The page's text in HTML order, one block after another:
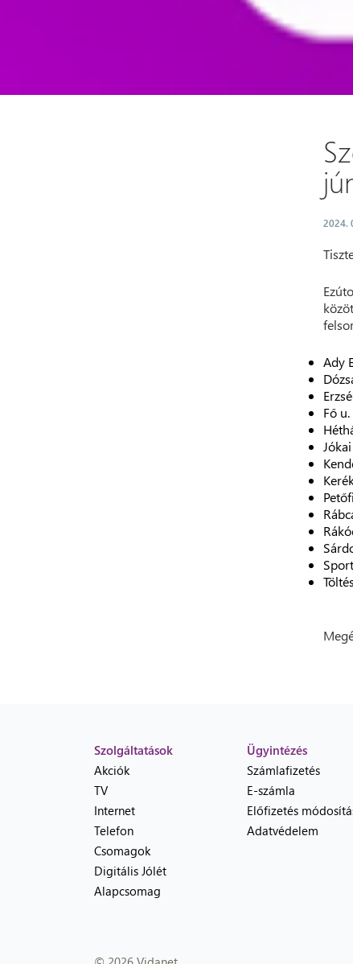
2024.
Ady
Fő u.
Szolgáltatások
Akciók
TV
Internet
Telefon
Csomagok
Digitális Jólét
Alapcsomag
Ügyintézés
Számlafizetés
E-számla
Előfizetés
Adatvédelem